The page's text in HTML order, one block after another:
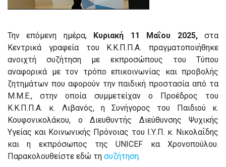
Την επόμενη ημέρα, Κυριακή 11 Μαΐου 2025,στα
Κεντρικά γραφεία του Κ.Κ.Π.Π.Α. πραγματοποιήθηκε
ανοιχτή συζήτηση με εκπροσώπους του Τύπου
αναφορικά με τον τρόπο επικοινωνίας και προβολής
ζητημάτων που αφορούν την παιδική προστασία από τα
Μ.Μ.Ε., στην οποία συμμετείχαν ο Προέδρος του
Κ.Κ.Π.Π.Α. κ. Λιβανός, η Συνήγορος του Παιδιού κ.
Κουφονικολάκου, ο Διευθυντής Διεύθυνσης Ψυχικής
Υγείας και Κοινωνικής Πρόνοιας του Ι.Υ.Π. κ. Νικολαΐδης
και η εκπρόσωπος της UNICEF κα Χρονοπούλου.
Παρακολουθείστε εδώ τη συζήτηση.